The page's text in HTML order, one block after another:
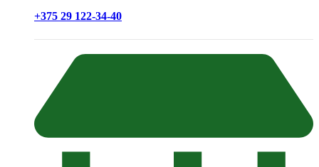
+375 29 122-34-40